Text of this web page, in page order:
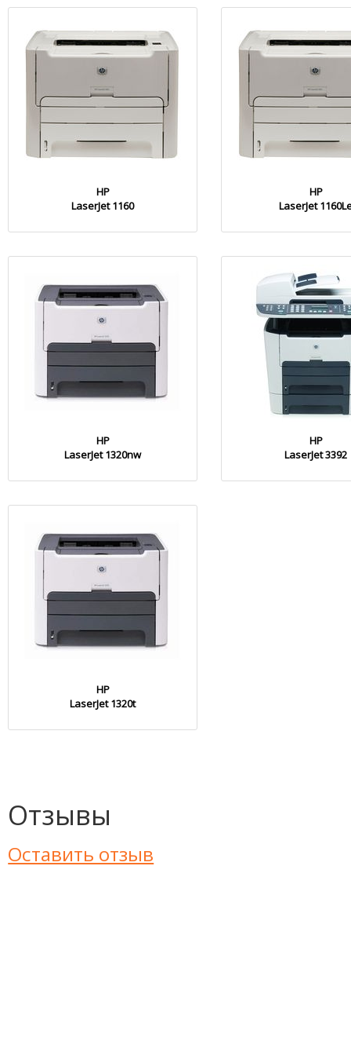
HP
LaserJet 1160
HP
LaserJet
HP
LaserJet 1320nw
HP
LaserJet 3392
HP
LaserJet 1320t
Отзывы
Оставить отзыв